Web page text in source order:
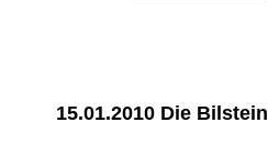
15.01.2010 Die